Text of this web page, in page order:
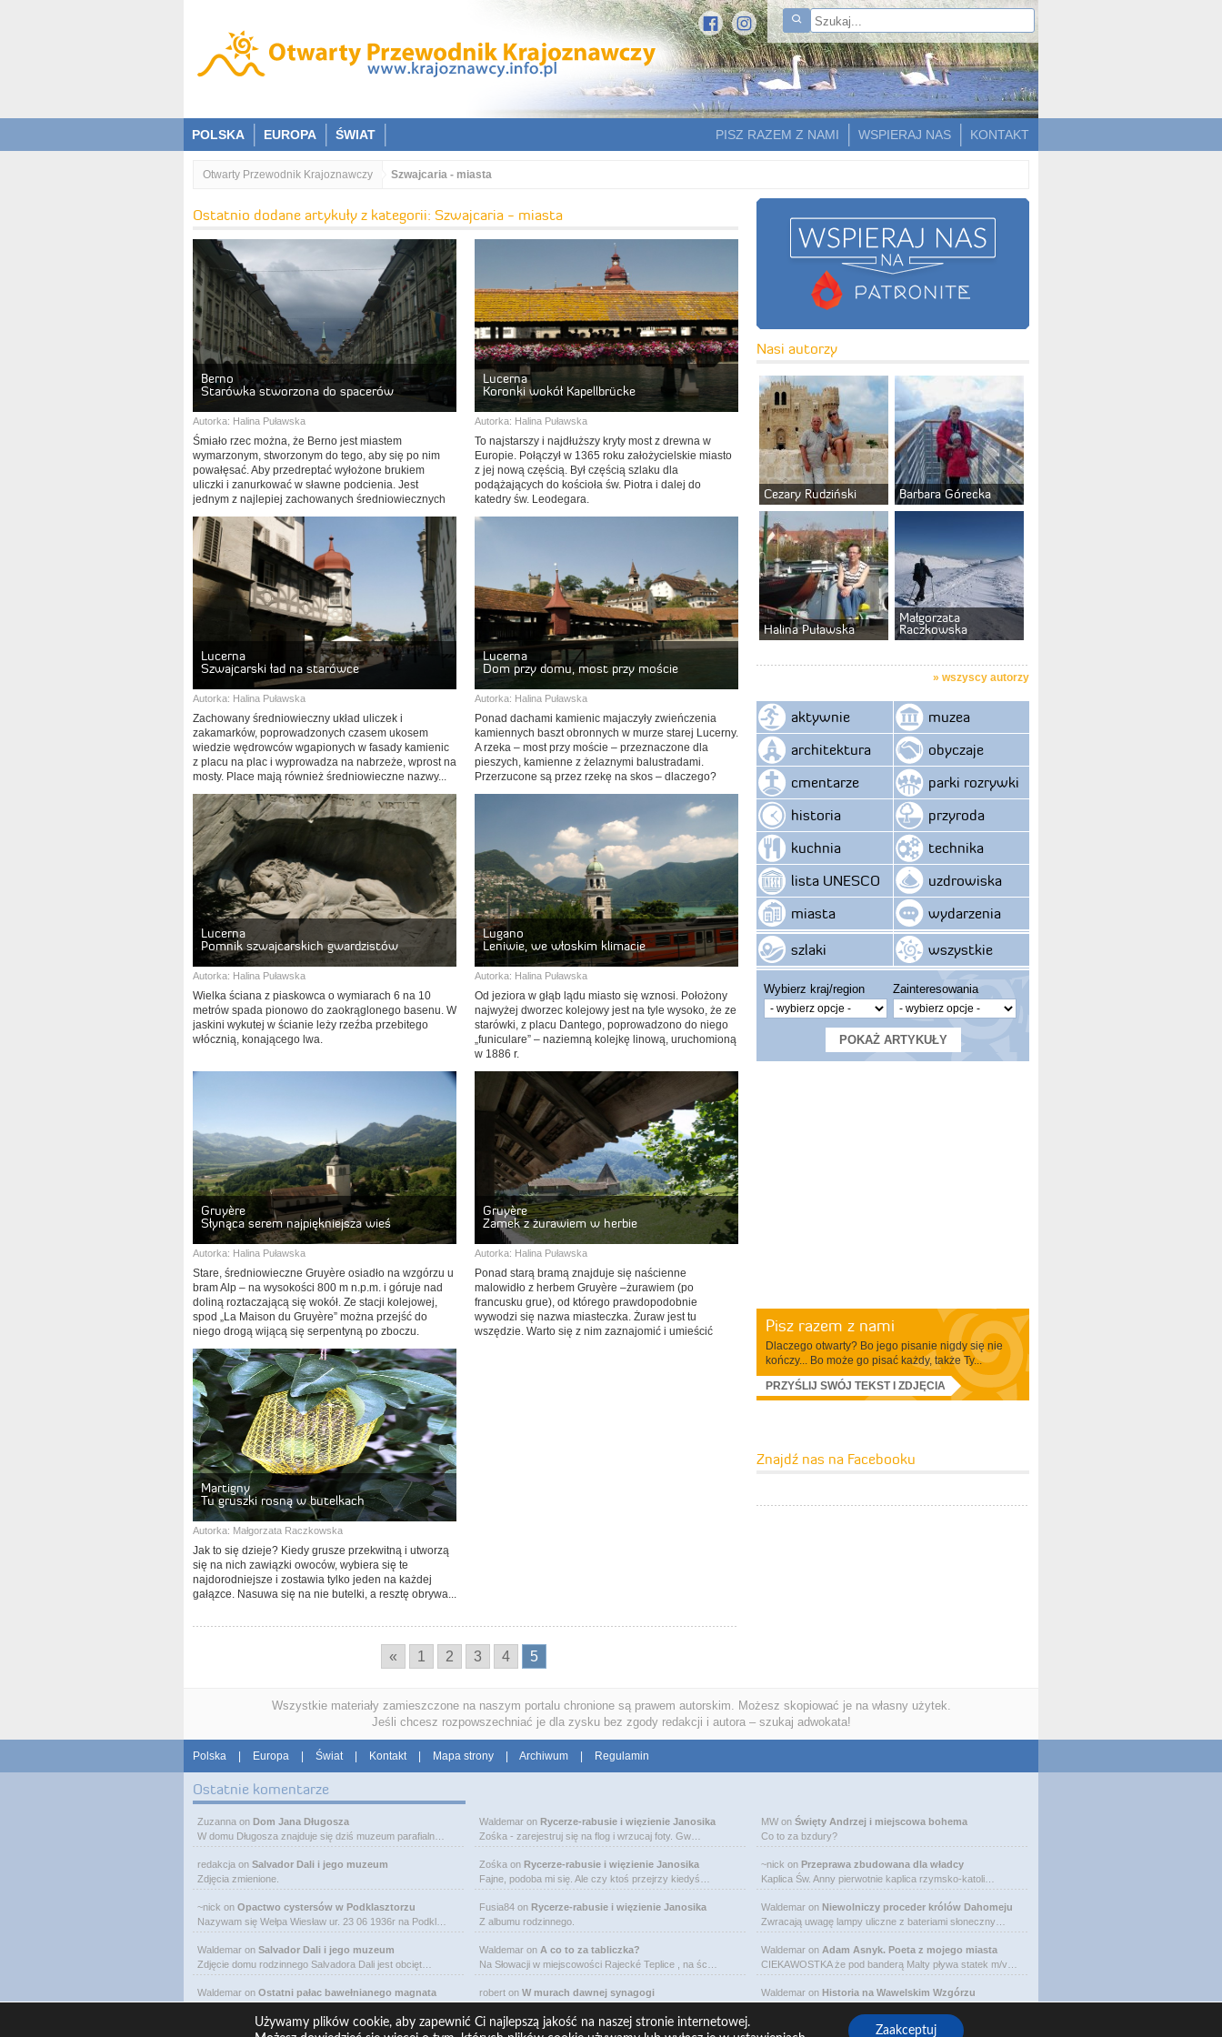
POLSKA EUROPA ŚWIAT KONTAKT
WSPIERAJ NAS
PISZ RAZEM Z NAMI
Otwarty Przewodnik Krajoznawczy Szwajcaria - miasta
Ostatnio dodane artykuły z kategorii: Szwajcaria - miasta
Berno
Starówka stworzona do spacerów
Autorka: Halina Puławska
Śmiało rzec można, że Berno jest miastem
wymarzonym, stworzonym do tego, aby się po nim
powałęsać. Aby przedreptać wyłożone brukiem
uliczki i zanurkować w sławne podcienia. Jest
jednym z najlepiej zachowanych średniowiecznych
zespołów zabytkowych – zwartym, harmonijnym i –
dużym.
Lucerna
Koronki wokół Kapellbrücke
Autorka: Halina Puławska
To najstarszy i najdłuższy kryty most z drewna w
Europie. Połączył w 1365 roku założycielskie miasto
z jej nową częścią. Był częścią szlaku dla
podążających do kościoła św. Piotra i dalej do
katedry św. Leodegara.
Lucerna
Szwajcarski ład na starówce
Autorka: Halina Puławska
Zachowany średniowieczny układ uliczek i
zakamarków, poprowadzonych czasem ukosem
wiedzie wędrowców wgapionych w fasady kamienic
z placu na plac i wyprowadza na nabrzeże, wprost na
mosty. Place mają również średniowieczne nazwy...
Lucerna
Dom przy domu, most przy moście
Autorka: Halina Puławska
Ponad dachami kamienic majaczyły zwieńczenia
kamiennych baszt obronnych w murze starej Lucerny.
A rzeka – most przy moście – przeznaczone dla
pieszych, kamienne z żelaznymi balustradami.
Przerzucone są przez rzekę na skos – dlaczego?
Lucerna
Pomnik szwajcarskich gwardzistów
Autorka: Halina Puławska
Wielka ściana z piaskowca o wymiarach 6 na 10
metrów spada pionowo do zaokrąglonego basenu. W
jaskini wykutej w ścianie leży rzeźba przebitego
włócznią, konającego lwa.
Lugano
Leniwie, we włoskim klimacie
Autorka: Halina Puławska
Od jeziora w głąb lądu miasto się wznosi. Położony
najwyżej dworzec kolejowy jest na tyle wysoko, że ze
starówki, z placu Dantego, poprowadzono do niego
„funiculare” – naziemną kolejkę linową, uruchomioną
w 1886 r.
Gruyère
Słynąca serem najpiękniejsza wieś
Autorka: Halina Puławska
Stare, średniowieczne Gruyère osiadło na wzgórzu u
bram Alp – na wysokości 800 m n.p.m. i góruje nad
doliną roztaczającą się wokół. Ze stacji kolejowej,
spod „La Maison du Gruyère” można przejść do
niego drogą wijącą się serpentyną po zboczu.
Gruyère
Zamek z żurawiem w herbie
Autorka: Halina Puławska
Ponad starą bramą znajduje się naścienne
malowidło z herbem Gruyère –żurawiem (po
francusku grue), od którego prawdopodobnie
wywodzi się nazwa miasteczka. Żuraw jest tu
wszędzie. Warto się z nim zaznajomić i umieścić
Martigny
Tu gruszki rosną w butelkach
Autorka: Małgorzata Raczkowska
Jak to się dzieje? Kiedy grusze przekwitną i utworzą
się na nich zawiązki owoców, wybiera się te
najdorodniejsze i zostawia tylko jeden na każdej
gałązce. Nasuwa się na nie butelki, a resztę obrywa...
« 1 2 3 4 5
Nasi autorzy
Cezary Rudziński Barbara Górecka
Halina Puławska
Małgorzata
Raczkowska
» wszyscy autorzy
aktywnie
architektura
cmentarze
historia
kuchnia
lista UNESCO
miasta
szlaki
muzea
obyczaje
parki rozrywki
przyroda
technika
uzdrowiska
wydarzenia
wszystkie
Wybierz kraj/region Zainteresowania
Pisz razem z nami
Dlaczego otwarty? Bo jego pisanie nigdy się nie
kończy... Bo może go pisać każdy, także Ty...
PRZYŚLIJ SWÓJ TEKST I ZDJĘCIA
Znajdź nas na Facebooku
Wszystkie materiały zamieszczone na naszym portalu chronione są prawem autorskim. Możesz skopiować je na własny użytek.
Jeśli chcesz rozpowszechniać je dla zysku bez zgody redakcji i autora – szukaj adwokata!
Polska Europa Świat Kontakt Mapa strony Archiwum Regulamin
Ostatnie komentarze
Zuzanna on Dom Jana Długosza
W domu Długosza znajduje się dziś muzeum parafialn…
redakcja on Salvador Dali i jego muzeum
Zdjęcia zmienione.
~nick on Opactwo cystersów w Podklasztorzu
Nazywam się Wełpa Wiesław ur. 23 06 1936r na Podkl…
Waldemar on Salvador Dali i jego muzeum
Zdjęcie domu rodzinnego Salvadora Dali jest obcięt…
Waldemar on Ostatni pałac bawełnianego magnata
Waldemar on Rycerze-rabusie i więzienie Janosika
Zośka - zarejestruj się na flog i wrzucaj foty. Gw…
Zośka on Rycerze-rabusie i więzienie Janosika
Fajne, podoba mi się. Ale czy ktoś przejrzy kiedyś…
Fusia84 on Rycerze-rabusie i więzienie Janosika
Z albumu rodzinnego.
Waldemar on A co to za tabliczka?
Na Słowacji w miejscowości Rajecké Teplice , na śc…
robert on W murach dawnej synagogi
MW on Święty Andrzej i miejscowa bohema
Co to za bzdury?
~nick on Przeprawa zbudowana dla władcy
Kaplica Św. Anny pierwotnie kaplica rzymsko-katoli…
Waldemar on Niewolniczy proceder królów Dahomeju
Zwracają uwagę lampy uliczne z bateriami słoneczny…
Waldemar on Adam Asnyk. Poeta z mojego miasta
CIEKAWOSTKA że pod banderą Malty pływa statek m/v…
Waldemar on Historia na Wawelskim Wzgórzu
Używamy plików cookie, aby zapewnić Ci najlepszą jakość na naszej stronie internetowej.
Zaakceptuj